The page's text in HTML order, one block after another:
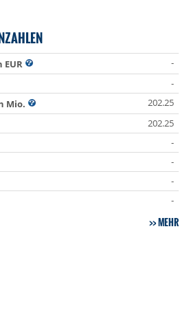
-
-
Mio.
202.25
202.25
-
-
-
-
MEHR